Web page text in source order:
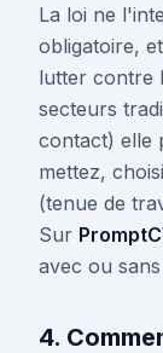
La loi ne
obligatoire,
lutter contre
secteurs
contact) elle
mettez,
(tenue de
Sur
avec ou
4.